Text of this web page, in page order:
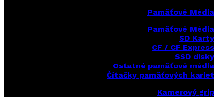
Pamäťové Média
Pamäťové Média
SD Karty
CF / CF Express
SSD disky
Ostatné pamäťové média
Čítačky pamäťových kariet
Kamerový grip